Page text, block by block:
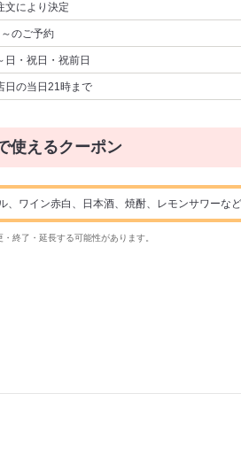
文により決定
のご予約
日・祝日・祝前日
日の当日21時まで
使えるクーポン
、ワイン赤白、日本酒、焼酎、レモンサワーな
終了・延長する可能性があります。